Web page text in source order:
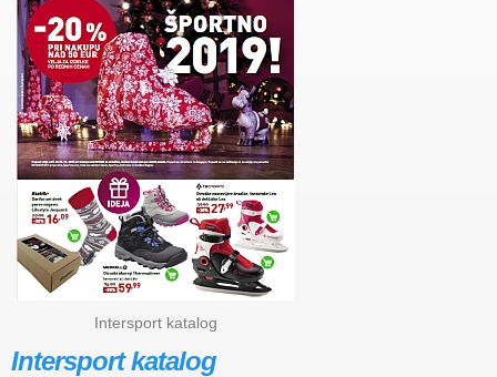
Intersport katalog
Intersport katalog